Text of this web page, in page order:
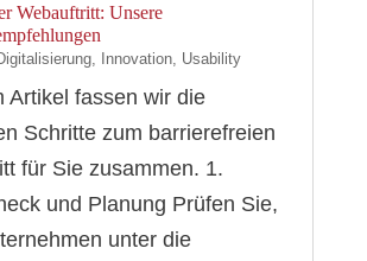
Webauftritt: Unsere
, Innovation, Usability
Artikel fassen wir die
Schritte zum barrierefreien
für Sie zusammen. 1.
und Planung Prüfen Sie,
unter die